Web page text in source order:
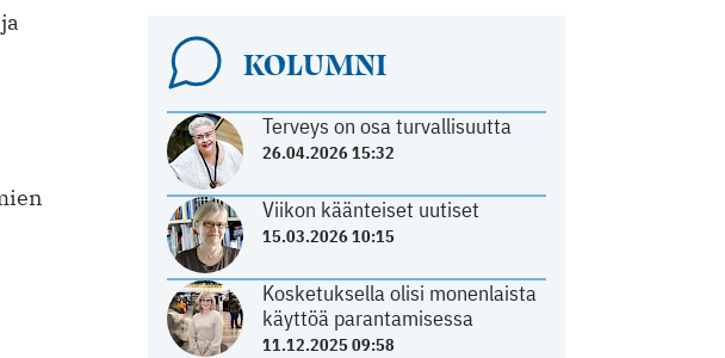
KOLUMNI
Terveys on osa turvallisuutta
26.04.2026 15:32
Viikon käänteiset uutiset
15.03.2026 10:15
Kosketuksella olisi monenlaista
käyttöä parantamisessa
11.12.2025 09:58